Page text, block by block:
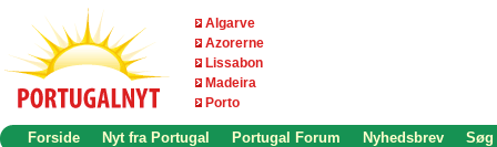
Algarve
Azorerne
Lissabon
Madeira
Porto
Forside Nyt fra Portugal Portugal Forum Nyhedsbrev Søg